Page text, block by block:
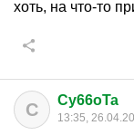
хоть, на что-то
C Cy66oTa
13:35,